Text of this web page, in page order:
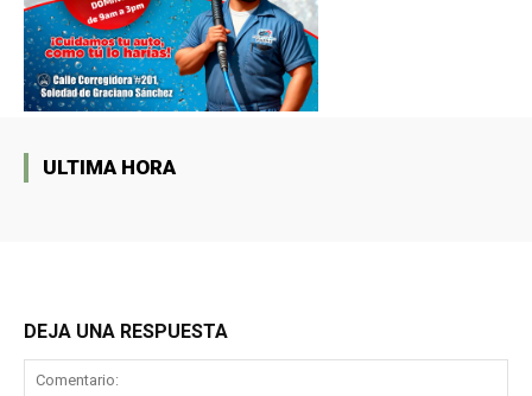
ULTIMA HORA
DEJA UNA RESPUESTA